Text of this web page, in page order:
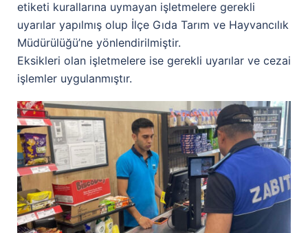
etiketi kurallarına uymayan işletmelere gerekli
uyarılar yapılmış olup İlçe Gıda Tarım ve Hayvancılık
Müdürülüğü’ne yönlendirilmiştir.
Eksikleri olan işletmelere ise gerekli uyarılar ve cezai
işlemler uygulanmıştır.